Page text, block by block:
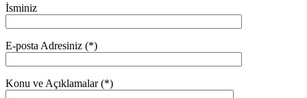
İsminiz
E-posta Adresiniz (*)
Konu ve Açıklamalar (*)